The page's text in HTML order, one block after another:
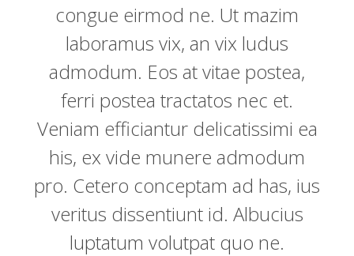
congue eirmod ne. Ut mazim
laboramus vix, an vix ludus
admodum. Eos at vitae postea,
ferri postea tractatos nec et.
Veniam efficiantur delicatissimi ea
his, ex vide munere admodum
pro. Cetero conceptam ad has, ius
veritus dissentiunt id. Albucius
luptatum volutpat quo ne.